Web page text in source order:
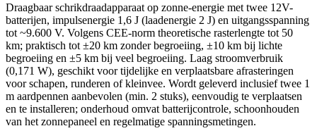
Draagbaar schrikdraadapparaat op zonne-energie met twee 12V-
batterijen, impulsenergie 1,6 J (laadenergie 2 J) en uitgangsspanning
tot ~9.600 V. Volgens CEE-norm theoretische rasterlengte tot 50
km; praktisch tot ±20 km zonder begroeiing, ±10 km bij lichte
begroeiing en ±5 km bij veel begroeiing. Laag stroomverbruik
(0,171 W), geschikt voor tijdelijke en verplaatsbare afrasteringen
voor schapen, runderen of kleinvee. Wordt geleverd inclusief twee 1
m aardpennen aanbevolen (min. 2 stuks), eenvoudig te verplaatsen
en te installeren; onderhoud omvat batterijcontrole, schoonhouden
van het zonnepaneel en regelmatige spanningsmetingen.